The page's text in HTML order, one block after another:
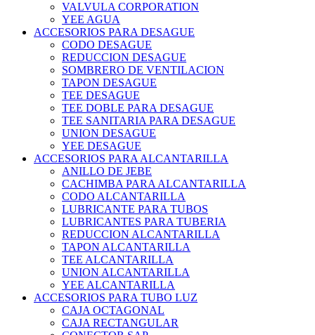
VALVULA CORPORATION
YEE AGUA
ACCESORIOS PARA DESAGUE
CODO DESAGUE
REDUCCION DESAGUE
SOMBRERO DE VENTILACION
TAPON DESAGUE
TEE DESAGUE
TEE DOBLE PARA DESAGUE
TEE SANITARIA PARA DESAGUE
UNION DESAGUE
YEE DESAGUE
ACCESORIOS PARA ALCANTARILLA
ANILLO DE JEBE
CACHIMBA PARA ALCANTARILLA
CODO ALCANTARILLA
LUBRICANTE PARA TUBOS
LUBRICANTES PARA TUBERIA
REDUCCION ALCANTARILLA
TAPON ALCANTARILLA
TEE ALCANTARILLA
UNION ALCANTARILLA
YEE ALCANTARILLA
ACCESORIOS PARA TUBO LUZ
CAJA OCTAGONAL
CAJA RECTANGULAR